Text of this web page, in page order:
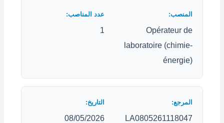
Opérateur de
laboratoire (chimie-
énergie)
1
LA0805261118047
08/05/2026